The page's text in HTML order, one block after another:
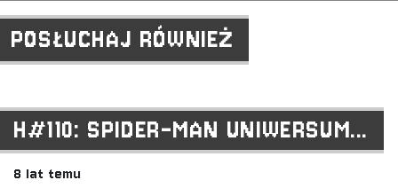
POSŁUCHAJ RÓWNIEŻ
H#110: SPIDER-MAN UNIWERSUM...
8 lat temu